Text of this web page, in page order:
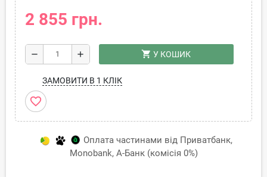
2 855 грн.
remove add shopping_cart У КОШИК
ЗАМОВИТИ В 1 КЛІК
favorite_border
Оплата частинами від Приватбанк,
Monobank, А-Банк (комісія 0%)